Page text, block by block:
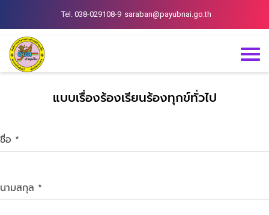
Tel. 038-029108-9 saraban@payubnai.go.th
แบบเรื่องร้องเรียนร้องทุกข์ทั่วไป
ชื่อ *
นามสกุล *